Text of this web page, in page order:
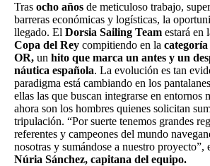
Tras ocho años de meticuloso trabajo,
barreras económicas y logísticas, la
llegado. El Dorsia Sailing Team estará en
Copa del Rey compitiendo en la
OR, un hito que marca un antes y un
náutica española. La evolución es tan
paradigma está cambiando en los
ellas las que buscan integrarse en entornos
ahora son los hombres quienes solicitan
tripulación. “Por suerte tenemos grandes
referentes y campeones del mundo
nosotras y sumándose a nuestro proyecto”,
Núria Sánchez, capitana del equipo.